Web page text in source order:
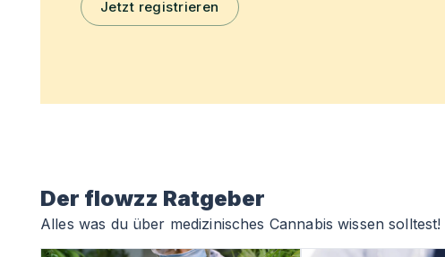
Jetzt registrieren
Der flowzz Ratgeber
Alles was du über medizinisches Cannabis wissen